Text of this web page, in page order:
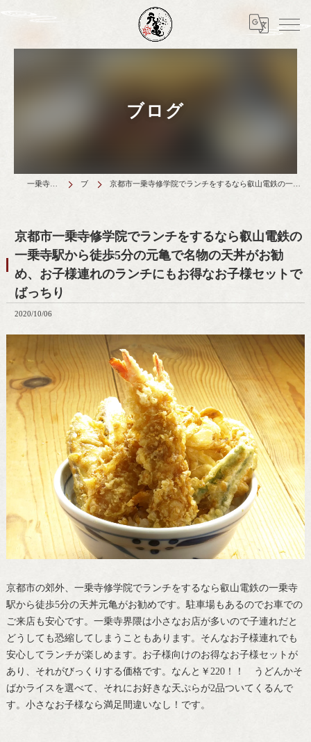
ブログ
一乗寺のランチは天丼元亀 ブログ 京都市一乗寺修学院でランチをするなら叡山電鉄の一乗寺駅から徒歩5分の元亀で名物の天丼がお勧め、お子様連れのランチにもお得なお子様セットでばっちり
京都市一乗寺修学院でランチをするなら叡山電鉄の
一乗寺駅から徒歩5分の元亀で名物の天丼がお勧
め、お子様連れのランチにもお得なお子様セットで
ばっちり
2020/10/06
京都市の郊外、一乗寺修学院でランチをするなら叡山電鉄の一乗寺
駅から徒歩5分の天丼元亀がお勧めです。駐車場もあるのでお車での
ご来店も安心です。一乗寺界隈は小さなお店が多いので子連れだと
どうしても恐縮してしまうこともあります。そんなお子様連れでも
安心してランチが楽しめます。お子様向けのお得なお子様セットが
あり、それがびっくりする価格です。なんと￥220！！ うどんかそ
ばかライスを選べて、それにお好きな天ぷらが2品ついてくるんで
す。小さなお子様なら満足間違いなし！です。